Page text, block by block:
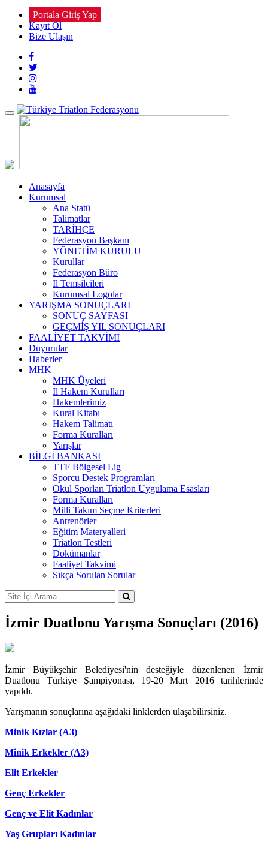
Portala Giriş Yap
Kayıt Ol
Bize Ulaşın
Toggle
navigation
Anasayfa
Kurumsal
Ana Statü
Talimatlar
TARİHÇE
Federasyon Başkanı
YÖNETİM KURULU
Kurullar
Federasyon Büro
İl Temsilcileri
Kurumsal Logolar
YARIŞMA SONUÇLARI
SONUÇ SAYFASI
GEÇMİŞ YIL SONUÇLARI
FAALİYET TAKVİMİ
Duyurular
Haberler
MHK
MHK Üyeleri
İl Hakem Kurulları
Hakemlerimiz
Kural Kitabı
Hakem Talimatı
Forma Kuralları
Yarışlar
BİLGİ BANKASI
TTF Bölgesel Lig
Sporcu Destek Programları
Okul Sporları Triatlon Uygulama Esasları
Forma Kuralları
Milli Takım Seçme Kriterleri
Antrenörler
Eğitim Materyalleri
Triatlon Testleri
Dokümanlar
Faaliyet Takvimi
Sıkça Sorulan Sorular
İzmir Duatlonu Yarışma Sonuçları (2016)
İzmir Büyükşehir Belediyesi'nin desteğiyle düzenlenen İzmir
Duatlonu Türkiye Şampiyonası, 19-20 Mart 2016 tarihlerinde
yapıldı.
Yarışmanın sonuçlarına aşağıdaki linklerden ulaşabilirsiniz.
Minik Kızlar (A3)
Minik Erkekler (A3)
Elit Erkekler
Genç Erkekler
Genç ve Elit Kadınlar
Yaş Grupları Kadınlar